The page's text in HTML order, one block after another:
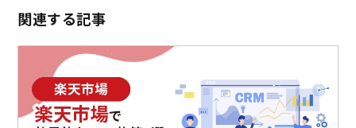
関連する記事